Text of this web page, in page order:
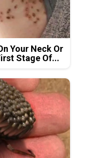
Your Neck Or
Stage Of...